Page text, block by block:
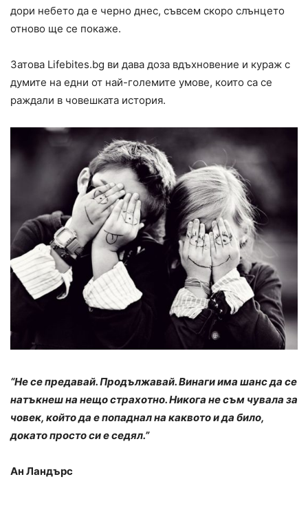
дори небето да е черно днес, съвсем скоро слънцето
отново ще се покаже.
Затова Lifebites.bg ви дава доза вдъхновение и кураж с
думите на едни от най-големите умове, които са се
раждали в човешката история.
“Не се предавай. Продължавай. Винаги има шанс да се
натъкнеш на нещо страхотно. Никога не съм чувала за
човек, който да е попаднал на каквото и да било,
докато просто си е седял.”
Ан Ландърс